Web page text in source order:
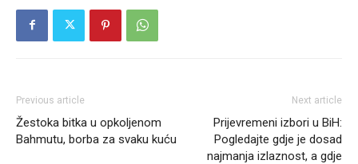
Previous article
Žestoka bitka u opkoljenom
Bahmutu, borba za svaku kuću
Next article
Prijevremeni izbori u BiH:
Pogledajte gdje je dosad
najmanja izlaznost, a gdje